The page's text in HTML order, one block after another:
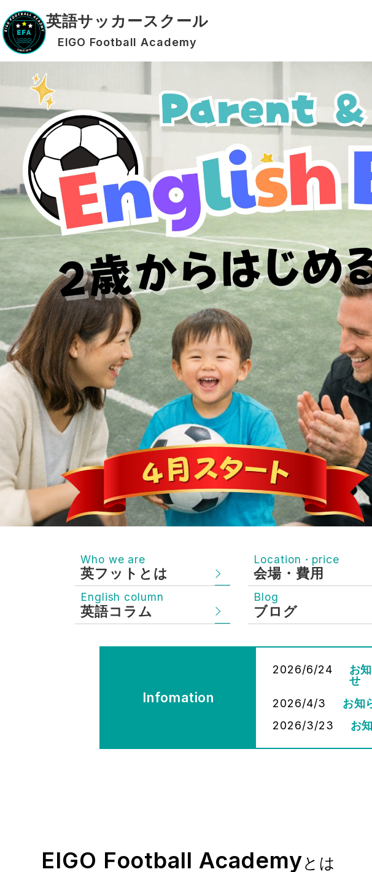
英語サッカースクール
EIGO Football Academy
Who we are
英フットとは
Location・price
会場・費用
English column
英語コラム
Blog
ブログ
Infomation
2026/6/24
お
せ
2026/4/3 お知
2026/3/23 お
EIGO Football Academyとは